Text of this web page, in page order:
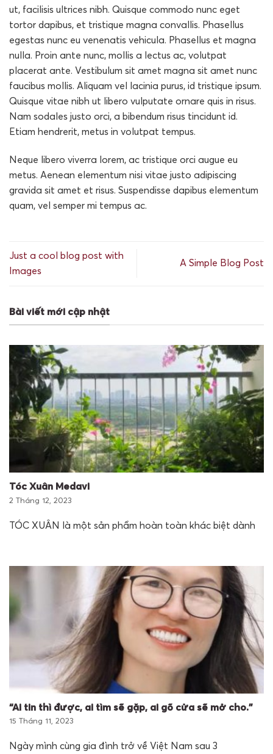
ut, facilisis ultrices nibh. Quisque commodo nunc eget
tortor dapibus, et tristique magna convallis. Phasellus
egestas nunc eu venenatis vehicula. Phasellus et magna
nulla. Proin ante nunc, mollis a lectus ac, volutpat
placerat ante. Vestibulum sit amet magna sit amet nunc
faucibus mollis. Aliquam vel lacinia purus, id tristique ipsum.
Quisque vitae nibh ut libero vulputate ornare quis in risus.
Nam sodales justo orci, a bibendum risus tincidunt id.
Etiam hendrerit, metus in volutpat tempus.
Neque libero viverra lorem, ac tristique orci augue eu
metus. Aenean elementum nisi vitae justo adipiscing
gravida sit amet et risus. Suspendisse dapibus elementum
quam, vel semper mi tempus ac.
Just a cool blog post with
Images
A Simple Blog Post
Bài viết mới cập nhật
Tóc Xuân Medavi
2 Tháng 12, 2023
TÓC XUÂN là một sản phẩm hoàn toàn khác biệt dành
“Ai tin thì được, ai tìm sẽ gặp, ai gõ cửa sẽ mở cho.”
15 Tháng 11, 2023
Ngày mình cùng gia đình trở về Việt Nam sau 3